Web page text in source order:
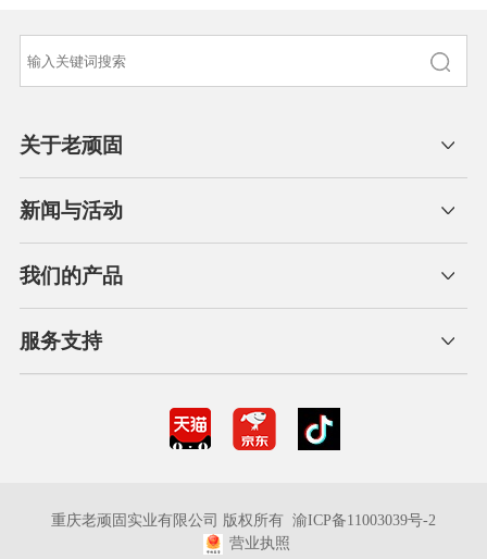
关于老顽固
新闻与活动
我们的产品
服务支持
重庆老顽固实业有限公司 版权所有 渝ICP备11003039号-2
营业执照